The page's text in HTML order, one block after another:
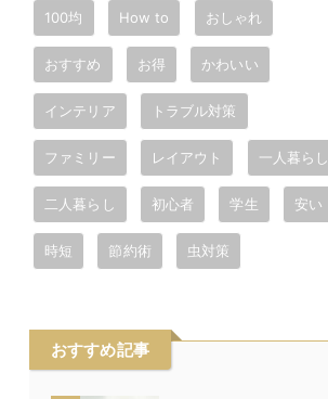
100均 How to おしゃれ
おすすめ お得 かわいい
インテリア トラブル対策
ファミリー レイアウト 一人暮らし
二人暮らし 初心者 学生 安い
時短 節約術 虫対策
おすすめ記事